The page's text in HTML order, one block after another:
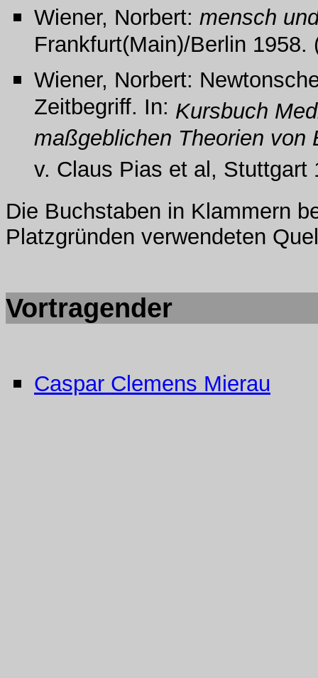
Wiener, Norbert: mensch
Frankfurt(Main)/Berlin 1958.
Wiener, Norbert:
Zeitbegriff. In: Kursbuch
maßgeblichen Theorien von
v. Claus Pias et al, Stuttgart
Die Buchstaben in Klammern
Platzgründen verwendeten
Vortragender
Caspar Clemens Mierau